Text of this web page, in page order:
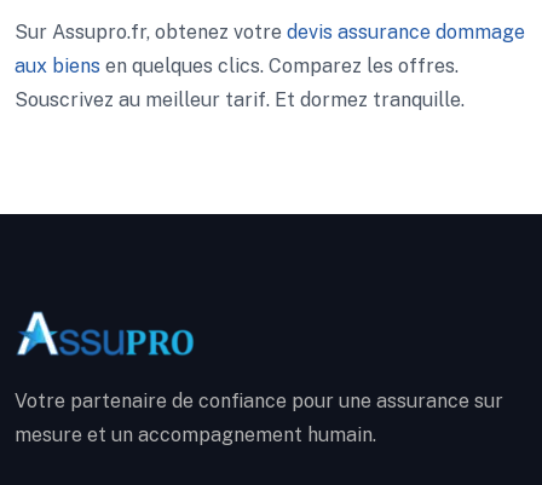
Sur Assupro.fr, obtenez votre devis assurance dommage
aux biens en quelques clics. Comparez les offres.
Souscrivez au meilleur tarif. Et dormez tranquille.
Votre partenaire de confiance pour une assurance sur
mesure et un accompagnement humain.